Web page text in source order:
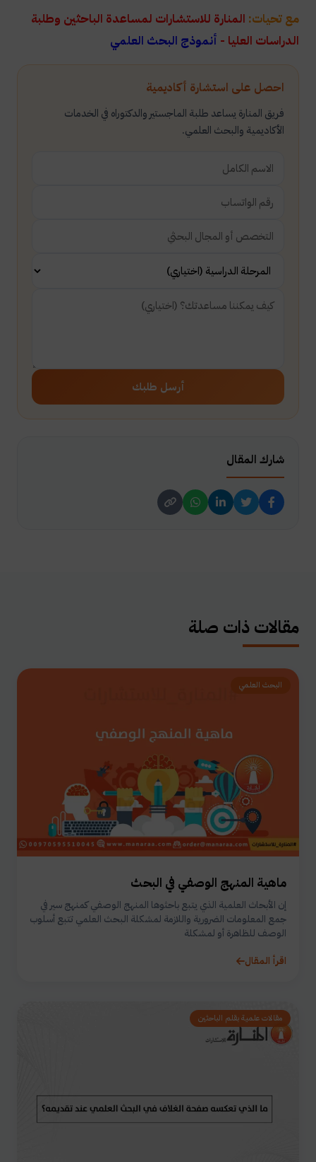
احصل على استشارة أكاديمية
فريق المنارة يساعد طلبة الماجستير والدكتوراه في الخدمات
الأكاديمية والبحث العلمي.
أرسل طلبك
شارك المقال
مع تحيات: المنارة للاستشارات لمساعدة الباحثين وطلبة
الدراسات العليا - أنموذج البحث العلمي
مقالات ذات صلة
البحث العلمي
ماهية المنهج الوصفي في البحث
إن الأبحاث العلمية الذي يتبع باحثوها المنهج الوصفي كمنهج سير في
جمع المعلومات الضرورية واللازمة لمشكلة البحث العلمي تتبع أسلوب
الوصف للظاهرة أو لمشكلة
اقرأ المقال
مقالات علمية بقلم الباحثين